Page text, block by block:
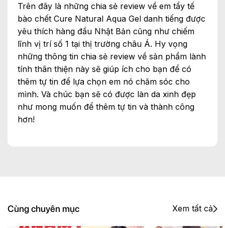
Trên đây là những chia sẻ review về em tẩy tế
bào chết Cure Natural Aqua Gel danh tiếng được
yêu thích hàng đầu Nhật Bản cũng như chiếm
lĩnh vị trí số 1 tại thị trường châu Á. Hy vọng
những thông tin chia sẻ review về sản phẩm lành
tính thân thiện này sẽ giúp ích cho bạn để có
thêm tự tin để lựa chọn em nó chăm sóc cho
mình. Và chúc bạn sẽ có được làn da xinh đẹp
như mong muốn để thêm tự tin và thành công
hơn!
Cùng chuyên mục Xem tất cả